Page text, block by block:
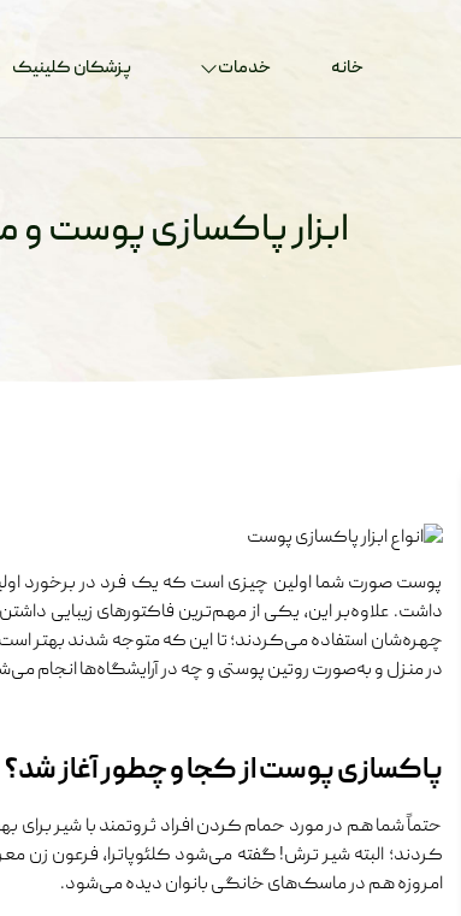
خانه خدمات پزشکان کلینیک
ابزار پاکسازی پوست و
پوست صورت شما اولین چیزی است که یک فرد در برخورد
داشت. علاوه‌بر این، یکی از مهم‌ترین فاکتورهای زیبایی
چهره‌شان استفاده می‌کردند؛ تا این که متوجه شدند بهتر
در منزل و به‌صورت روتین پوستی و چه در آرایشگاه‌ها انجام
پاکسازی پوست از کجا و چطور آغاز شد؟
حتماً شما هم در مورد حمام کردن افراد ثروتمند با شیر برای
کردند؛ البته شیر ترش! گفته می‌شود کلئوپاترا، فرعون زن
امروزه هم در ماسک‌های خانگی بانوان دیده می‌شود.